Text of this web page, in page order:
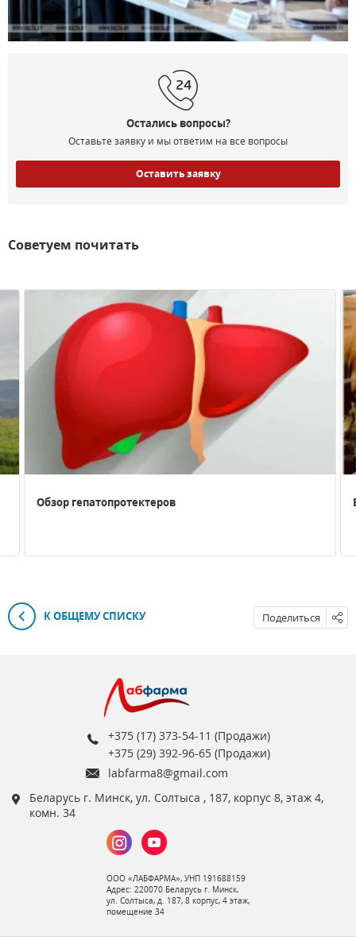
Остались вопросы?
Оставьте заявку и мы ответим на все вопросы
Оставить заявку
Советуем почитать
Обзор гепатопротектеров
К ОБЩЕМУ СПИСКУ Поделиться
+375 (17) 373-54-11 (Продажи)
+375 (29) 392-96-65 (Продажи)
labfarma8@gmail.com
Беларусь г. Минск, ул. Солтыса , 187, корпус 8, этаж 4,
комн. 34
ООО «ЛАБФАРМА», УНП 191688159
Адрес: 220070 Беларусь г. Минск,
ул. Солтыса, д. 187, 8 корпус, 4 этаж,
помещение 34